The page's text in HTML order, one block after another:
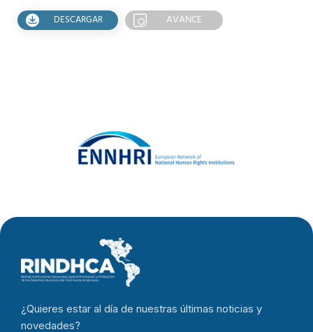
DESCARGAR AVANCE
¿Quieres estar al día de nuestras últimas noticias y
novedades?